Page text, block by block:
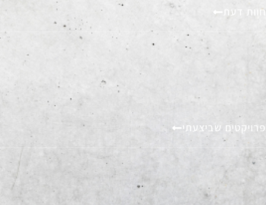
חוות דעת
פרויקטים שביצעתי